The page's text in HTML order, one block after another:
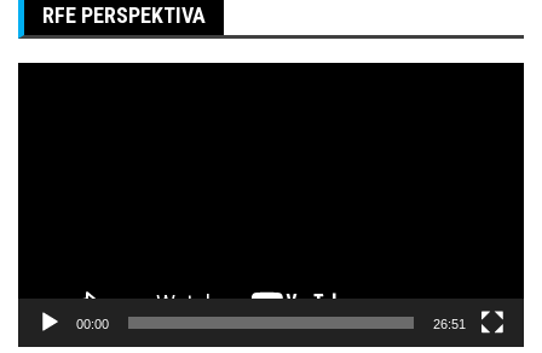
RFE PERSPEKTIVA
00:00 26:51